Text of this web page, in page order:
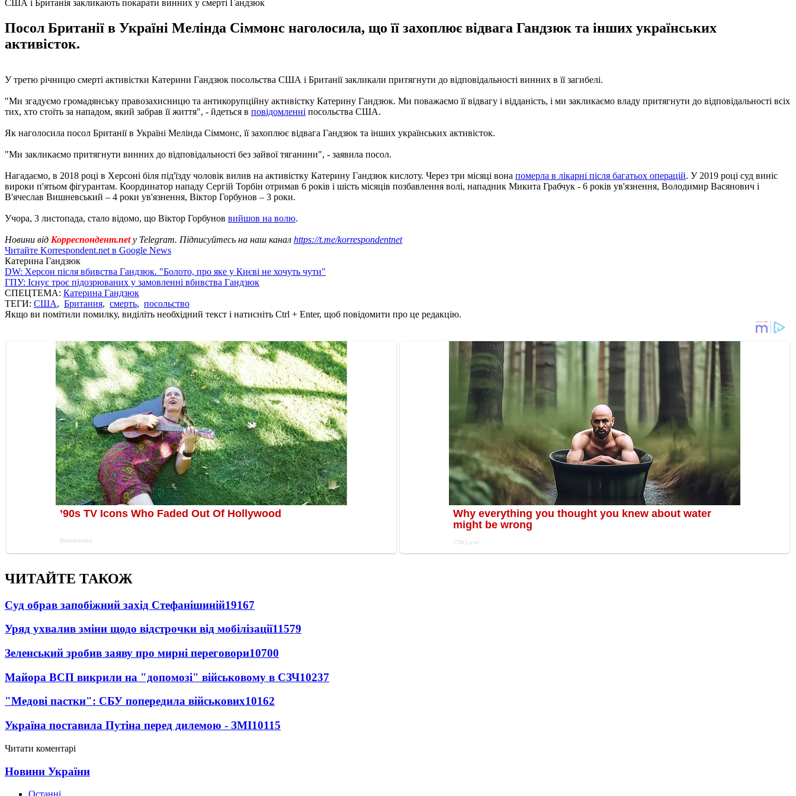
США і Британія закликають покарати винних у смерті Гандзюк
Посол Британії в Україні Мелінда Сіммонс наголосила, що її захоплює відвага Гандзюк та інших українських
активісток.
У третю річницю смерті активістки Катерини Гандзюк посольства США і Британії закликали притягнути до відповідальності винних в її загибелі.
"Ми згадуємо громадянську правозахисницю та антикорупційну активістку Катерину Гандзюк. Ми поважаємо її відвагу і відданість, і ми закликаємо владу притягнути до відповідальності всіх
тих, хто стоїть за нападом, який забрав її життя", - йдеться в повідомленні посольства США.
Як наголосила посол Британії в Україні Мелінда Сіммонс, її захоплює відвага Гандзюк та інших українських активісток.
"Ми закликаємо притягнути винних до відповідальності без зайвої тяганини", - заявила посол.
Нагадаємо, в 2018 році в Херсоні біля під'їзду чоловік вилив на активістку Катерину Гандзюк кислоту. Через три місяці вона померла в лікарні після багатьох операцій. У 2019 році суд виніс
вироки п'ятьом фігурантам. Координатор нападу Сергій Торбін отримав 6 років і шість місяців позбавлення волі, нападник Микита Грабчук - 6 років ув'язнення, Володимир Васянович і
В'ячеслав Вишневський – 4 роки ув'язнення, Віктор Горбунов – 3 роки.
Учора, 3 листопада, стало відомо, що Віктор Горбунов вийшов на волю.
Новини від Корреспондент.netу Telegram. Підписуйтесь на наш канал https://t.me/korrespondentnet
Читайте Korrespondent.net в Google News
Катерина Гандзюк
DW: Херсон після вбивства Гандзюк. "Болото, про яке у Києві не хочуть чути"
ГПУ: Існує троє підозрюваних у замовленні вбивства Гандзюк
СПЕЦТЕМА: Катерина Гандзюк
ТЕГИ: США, Британия, смерть, посольство
Якщо ви помітили помилку, виділіть необхідний текст і натисніть Ctrl + Enter, щоб повідомити про це редакцію.
ЧИТАЙТЕ ТАКОЖ
Суд обрав запобіжний захід Стефанішиній19167
Уряд ухвалив зміни щодо відстрочки від мобілізації11579
Зеленський зробив заяву про мирні переговори10700
Майора ВСП викрили на "допомозі" військовому в СЗЧ10237
"Медові пастки": СБУ попередила військових10162
Україна поставила Путіна перед дилемою - ЗМІ10115
Читати коментарі
Новини України